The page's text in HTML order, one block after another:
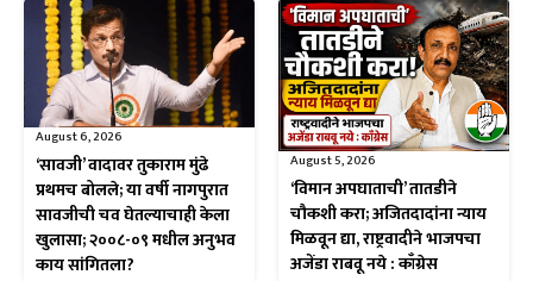
August 6, 2026
‘सावजी’ वादावर तुकाराम मुंढे
प्रथमच बोलले; या वर्षी नागपुरात
सावजीची चव घेतल्याचाही केला
खुलासा; २००८-०९ मधील अनुभव
काय सांगितला?
August 5, 2026
‘विमान अपघाताची’ तातडीने
चौकशी करा; अजितदादांना न्याय
मिळवून द्या, राष्ट्रवादीने भाजपचा
अजेंडा राबवू नये : काँग्रेस